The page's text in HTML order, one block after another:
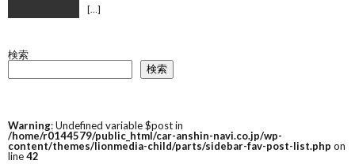
[…]
検索
検索
Warning: Undefined variable $post in
/home/r0144579/public_html/car-anshin-navi.co.jp/wp-
content/themes/lionmedia-child/parts/sidebar-fav-post-list.php on
line42